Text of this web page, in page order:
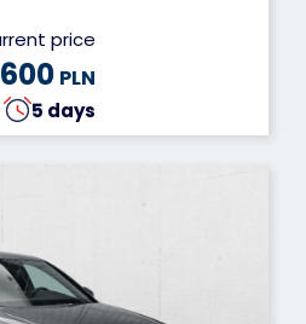
price
PLN
5 days